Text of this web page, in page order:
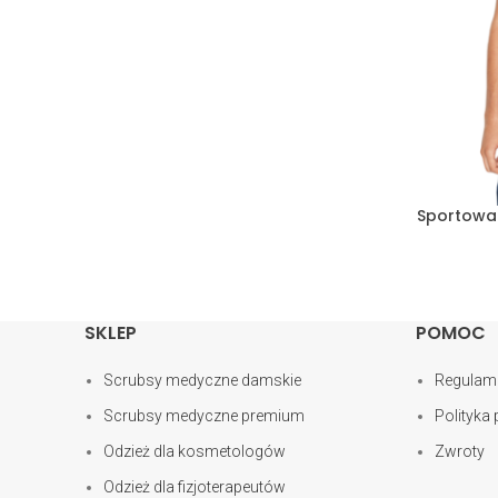
SKLEP
Scrubsy medyczne damskie
Scrubsy medyczne premium
Odzież dla kosmetologów
Odzież dla fizjoterapeutów
POMOC
Polityka
Zwroty